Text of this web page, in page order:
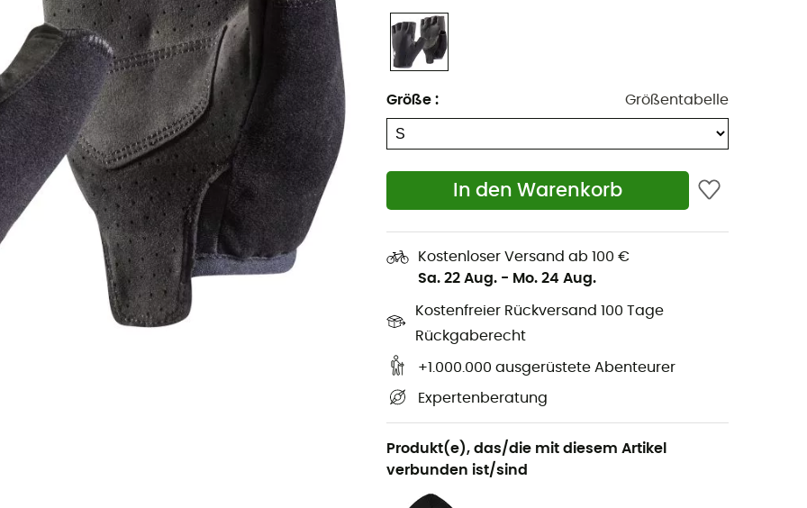
Größe : Größentabelle
In den Warenkorb
Kostenloser Versand ab 100 €
Sa. 22 Aug. - Mo. 24 Aug.
Kostenfreier Rückversand 100 Tage
Rückgaberecht
+1.000.000 ausgerüstete Abenteurer
Expertenberatung
Produkt(e), das/die mit diesem Artikel
verbunden ist/sind